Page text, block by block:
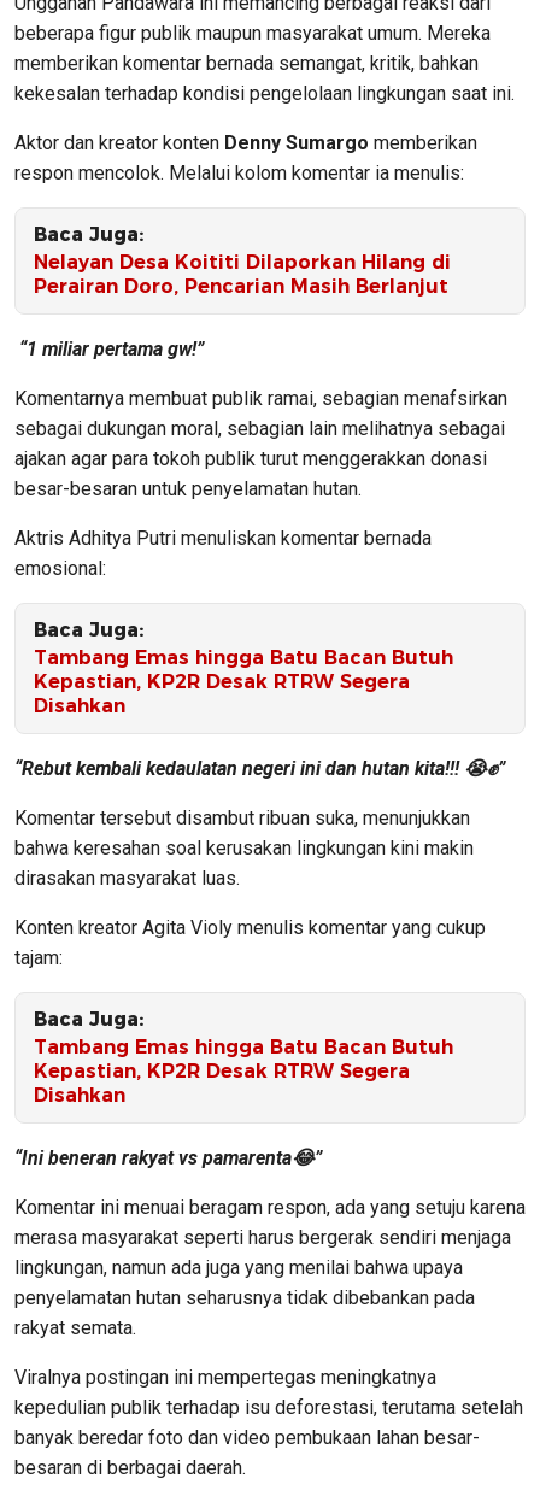
beberapa figur publik maupun masyarakat umum. Mereka
memberikan komentar bernada semangat, kritik, bahkan
kekesalan terhadap kondisi pengelolaan lingkungan saat ini.
Aktor dan kreator konten Denny Sumargo memberikan
respon mencolok. Melalui kolom komentar ia menulis:
Baca Juga:
Nelayan Desa Koititi Dilaporkan Hilang di
Perairan Doro, Pencarian Masih Berlanjut
“1 miliar pertama gw!”
Komentarnya membuat publik ramai, sebagian menafsirkan
sebagai dukungan moral, sebagian lain melihatnya sebagai
ajakan agar para tokoh publik turut menggerakkan donasi
besar-besaran untuk penyelamatan hutan.
Aktris Adhitya Putri menuliskan komentar bernada
emosional:
Baca Juga:
Tambang Emas hingga Batu Bacan Butuh
Kepastian, KP2R Desak RTRW Segera
Disahkan
“Rebut kembali kedaulatan negeri ini dan hutan kita!!! 😭✊”
Komentar tersebut disambut ribuan suka, menunjukkan
bahwa keresahan soal kerusakan lingkungan kini makin
dirasakan masyarakat luas.
Konten kreator Agita Violy menulis komentar yang cukup
tajam:
Baca Juga:
Tambang Emas hingga Batu Bacan Butuh
Kepastian, KP2R Desak RTRW Segera
Disahkan
“Ini beneran rakyat vs pamarenta😂”
Komentar ini menuai beragam respon, ada yang setuju karena
merasa masyarakat seperti harus bergerak sendiri menjaga
lingkungan, namun ada juga yang menilai bahwa upaya
penyelamatan hutan seharusnya tidak dibebankan pada
rakyat semata.
Viralnya postingan ini mempertegas meningkatnya
kepedulian publik terhadap isu deforestasi, terutama setelah
banyak beredar foto dan video pembukaan lahan besar-
besaran di berbagai daerah.